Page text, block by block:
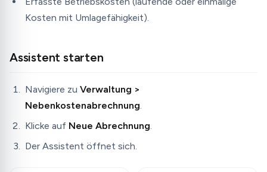
Kosten mit Umlagefähigkeit).
Assistent starten
Navigiere zu Verwaltung >
Nebenkostenabrechnung
Klicke auf Neue Abrechnung
Der Assistent öffnet sich.